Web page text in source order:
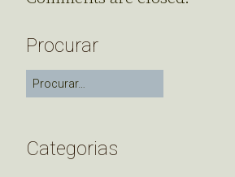
Procurar
Categorias